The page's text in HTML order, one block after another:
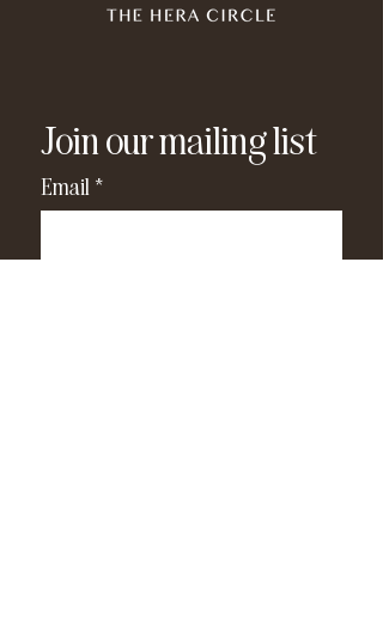
Join our mailing list
Email *